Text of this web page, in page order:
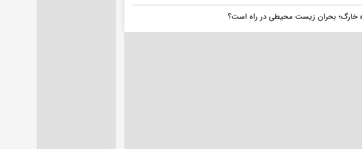
خارگ؛ بحران زیست محیطی در راه است؟